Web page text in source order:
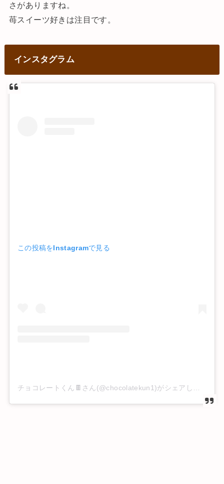
さがありますね。
苺スイーツ好きは注目です。
インスタグラム
この投稿をInstagramで見る